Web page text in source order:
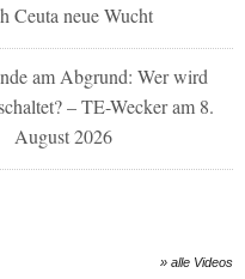
Ceuta neue Wucht
am Abgrund: Wer wird
– TE-Wecker am 8.
August 2026
» alle Videos